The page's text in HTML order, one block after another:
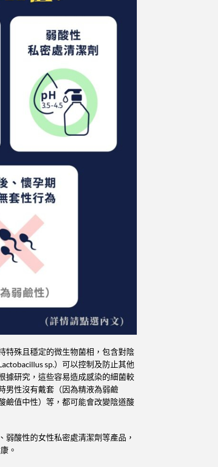
特殊且穩定的微生物菌相，包含對陰
sp.）可以控制及防止其他
據研究，這些容易造成感染的細菌較
男性沒有戴套（因為精液為弱鹼
鹼值中性）等，都可能會改變陰道酸
酸性的女性私密處清潔劑等產品，
。